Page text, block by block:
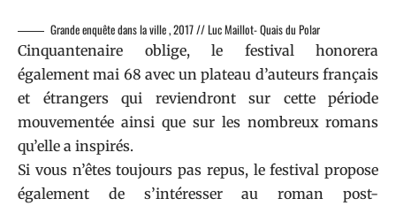
Grande enquête dans la ville , 2017 // Luc Maillot- Quais du Polar
Cinquantenaire oblige, le festival honorera
également mai 68 avec un plateau d’auteurs français
et étrangers qui reviendront sur cette période
mouvementée ainsi que sur les nombreux romans
qu’elle a inspirés.
Si vous n’êtes toujours pas repus, le festival propose
également de s’intéresser au roman post-